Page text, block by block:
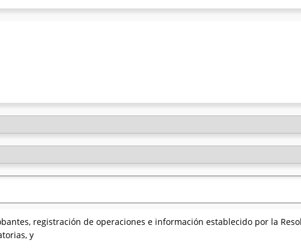
registración de operaciones e información establecido por la
y